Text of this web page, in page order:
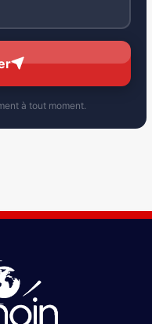
à tout moment.